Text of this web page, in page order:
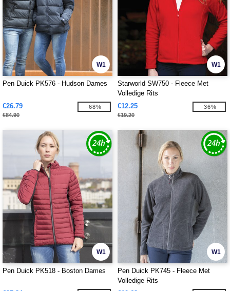
W1
Pen Duick PK576 - Hudson Dames
€26.79
€84.90
-68%
W1
Starworld SW750 - Fleece Met
Volledige Rits
€12.25
€19.20
-36%
W1
Pen Duick PK518 - Boston Dames
W1
Pen Duick PK745 - Fleece Met
Volledige Rits